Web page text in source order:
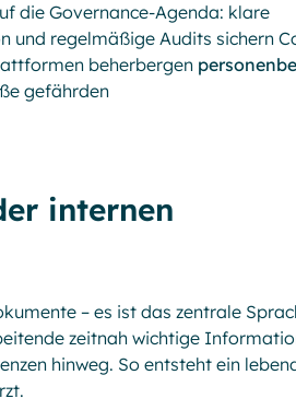
die Governance-Agenda: klare
und regelmäßige Audits sichern
beherbergen
gefährden
internen
– es ist das zentrale
zeitnah wichtige
hinweg. So entsteht ein